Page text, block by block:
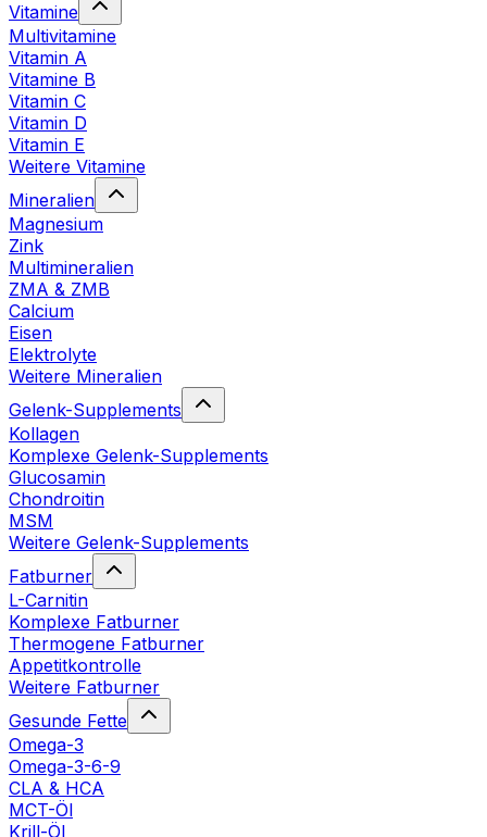
Vitamine
Multivitamine
Vitamin A
Vitamine B
Vitamin C
Vitamin D
Vitamin E
Weitere Vitamine
Mineralien
Magnesium
Zink
Multimineralien
ZMA & ZMB
Calcium
Eisen
Elektrolyte
Weitere Mineralien
Gelenk-Supplements
Kollagen
Komplexe Gelenk-Supplements
Glucosamin
Chondroitin
MSM
Weitere Gelenk-Supplements
Fatburner
L-Carnitin
Komplexe Fatburner
Thermogene Fatburner
Appetitkontrolle
Weitere Fatburner
Gesunde Fette
Omega-3
Omega-3-6-9
CLA & HCA
MCT-Öl
Krill-Öl